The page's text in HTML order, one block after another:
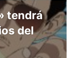
tendrá
del